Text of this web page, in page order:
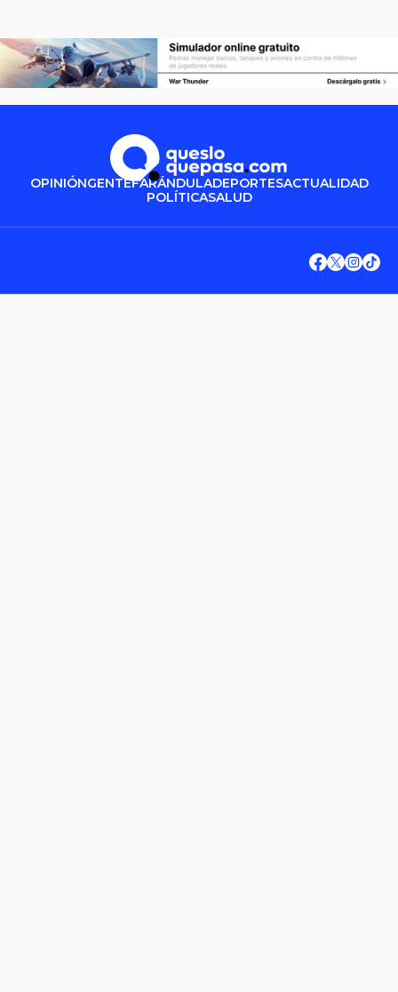
OPINIÓNGENTEFARÁNDULADEPORTESACTUALIDAD
POLÍTICASALUD